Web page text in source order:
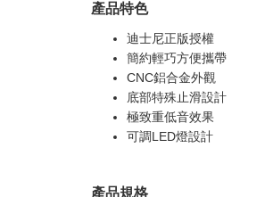
產品特色
迪士尼正版授權
簡約輕巧方便攜帶
CNC鋁合金外觀
底部特殊止滑設計
極致重低音效果
可調LED燈設計
產品規格